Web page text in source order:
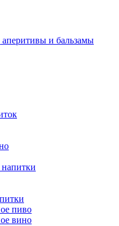
и бальзамы
пиво
вино